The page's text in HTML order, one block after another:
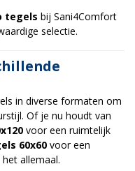
tegels bij Sani4Comfort
selectie.
in diverse formaten om
Of je nu houdt van
voor een ruimtelijk
60x60 voor een
allemaal.